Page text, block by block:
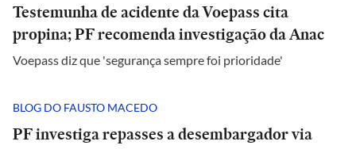
Testemunha de acidente da Voepass cita
propina; PF recomenda investigação da Anac
Voepass diz que 'segurança sempre foi prioridade'
BLOG DO FAUSTO MACEDO
PF investiga repasses a desembargador via